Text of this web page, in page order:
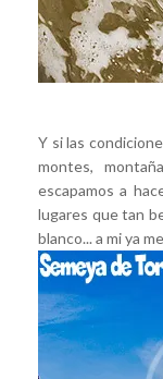
Y si las
montes,
escapamos a
lugares que tan
blanco... a mi ya